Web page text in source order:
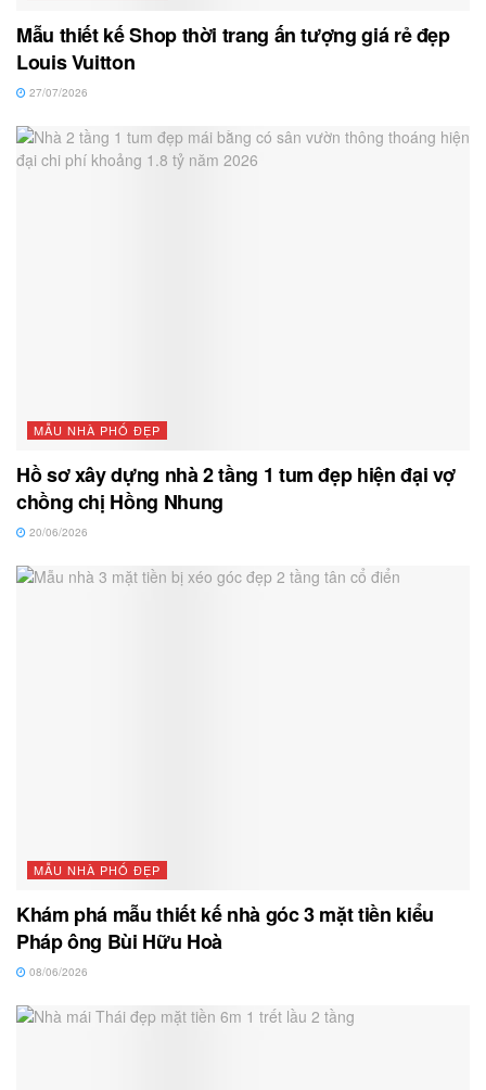
Mẫu thiết kế Shop thời trang ấn tượng giá rẻ đẹp
Louis Vuitton
27/07/2026
MẪU NHÀ PHỐ ĐẸP
Hồ sơ xây dựng nhà 2 tầng 1 tum đẹp hiện đại vợ
chồng chị Hồng Nhung
20/06/2026
MẪU NHÀ PHỐ ĐẸP
Khám phá mẫu thiết kế nhà góc 3 mặt tiền kiểu
Pháp ông Bùi Hữu Hoà
08/06/2026